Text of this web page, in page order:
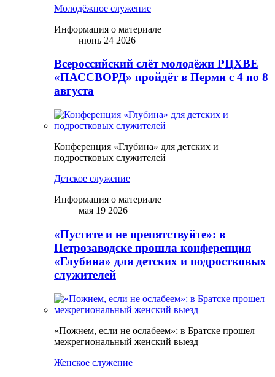
Молодёжное служение
Информация о материале
июнь 24 2026
Всероссийский слёт молодёжи РЦХВЕ
«ПАССВОРД» пройдёт в Перми с 4 по 8
августа
Конференция «Глубина» для детских и
подростковых служителей
Детское служение
Информация о материале
мая 19 2026
«Пустите и не препятствуйте»: в
Петрозаводске прошла конференция
«Глубина» для детских и подростковых
служителей
«Пожнем, если не ослабеем»: в Братске прошел
межрегиональный женский выезд
Женское служение